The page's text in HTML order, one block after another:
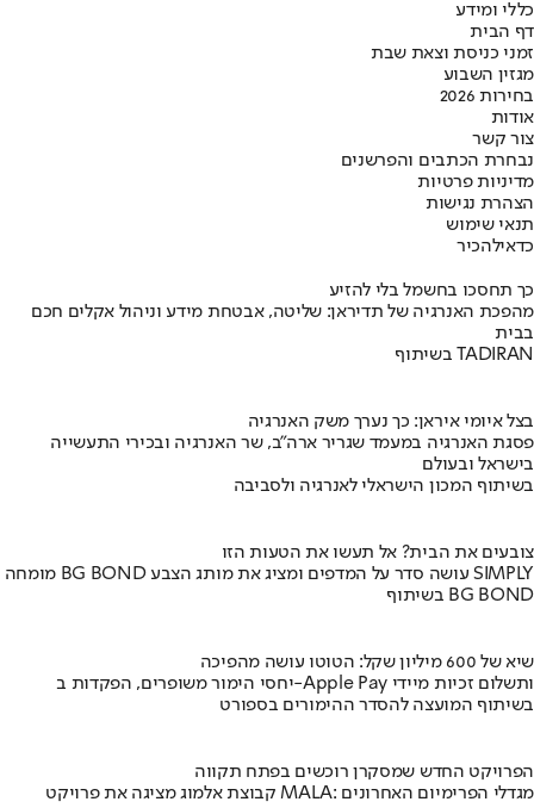
כללי ומידע
דף הבית
זמני כניסת וצאת שבת
מגזין השבוע
בחירות 2026
אודות
צור קשר
נבחרת הכתבים והפרשנים
מדיניות פרטיות
הצהרת נגישות
תנאי שימוש
כדאילהכיר
כך תחסכו בחשמל בלי להזיע
מהפכת האנרגיה של תדיראן: שליטה, אבטחת מידע וניהול אקלים חכם
בבית
בשיתוף TADIRAN
בצל איומי איראן: כך נערך משק האנרגיה
פסגת האנרגיה במעמד שגריר ארה"ב, שר האנרגיה ובכירי התעשייה
בישראל ובעולם
בשיתוף המכון הישראלי לאנרגיה ולסביבה
צובעים את הבית? אל תעשו את הטעות הזו
מומחה BG BOND עושה סדר על המדפים ומציג את מותג הצבע SIMPLY
בשיתוף BG BOND
שיא של 600 מיליון שקל: הטוטו עושה מהפיכה
יחסי הימור משופרים, הפקדות ב-Apple Pay ותשלום זכיות מיידי
בשיתוף המועצה להסדר ההימורים בספורט
הפרויקט החדש שמסקרן רוכשים בפתח תקווה
קבוצת אלמוג מציגה את פרויקט MALA: מגדלי הפרימיום האחרונים